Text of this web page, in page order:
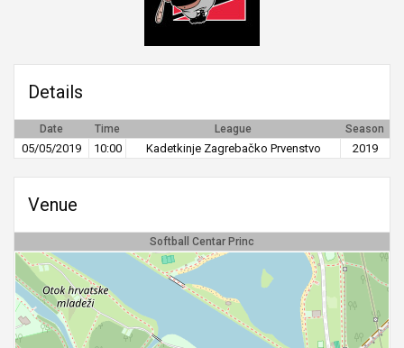
Details
Date Time League Season
05/05/2019 10:00 Kadetkinje Zagrebačko Prvenstvo 2019
Venue
Softball Centar Princ